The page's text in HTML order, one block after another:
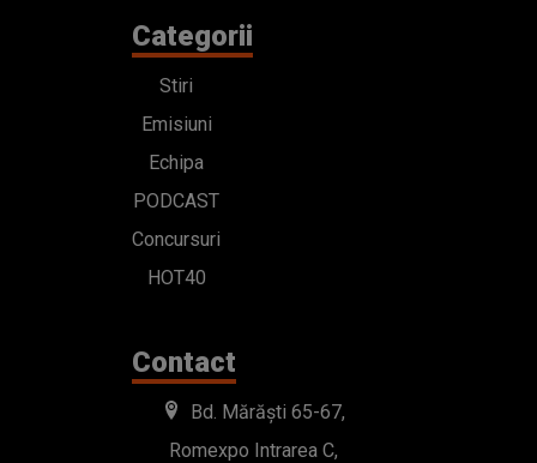
Categorii
Stiri
Emisiuni
Echipa
PODCAST
Concursuri
HOT40
Contact
Bd. Mărăști 65-67,
Romexpo Intrarea C,